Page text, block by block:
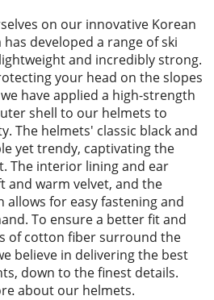
on our innovative Korean
developed a range of ski
and incredibly strong.
your head on the slopes
have applied a high-strength
shell to our helmets to
The helmets' classic black and
yet trendy, captivating the
The interior lining and ear
and warm velvet, and the
allows for easy fastening and
To ensure a better fit and
of cotton fiber surround the
believe in delivering the best
down to the finest details.
about our helmets.